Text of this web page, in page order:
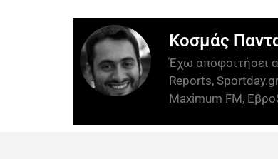
Κοσμάς
Έχω αποφοιτήσει
Reports,
Maximum FM,